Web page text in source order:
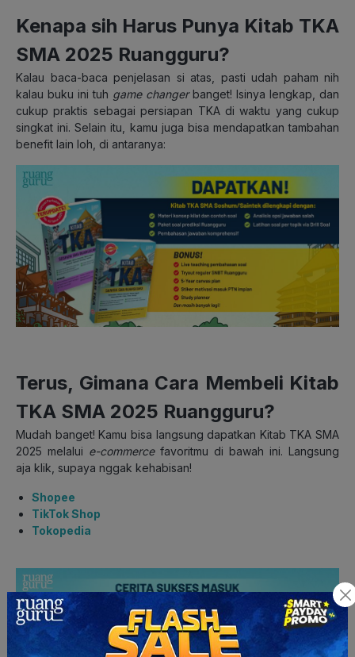
Kenapa sih Harus Punya Kitab TKA
SMA 2025 Ruangguru?
Kalau baca-baca penjelasan si atas, pasti udah paham nih
kalau buku ini tuh game changerbanget! Isinya lengkap, dan
cukup praktis sebagai persiapan TKA di waktu yang cukup
singkat ini. Selain itu, kamu juga bisa mendapatkan tambahan
benefit lain loh, di antaranya:
Terus, Gimana Cara Membeli Kitab
TKA SMA 2025 Ruangguru?
Mudah banget! Kamu bisa langsung dapatkan Kitab TKA SMA
2025 melalui e-commercefavoritmu di bawah ini. Langsung
aja klik, supaya nggak kehabisan!
Shopee
TikTok Shop
Tokopedia